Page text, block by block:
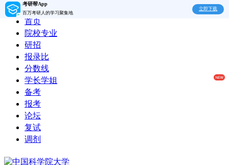
考研帮App
百万考研人的学习聚集地
立即下载
首页
院校专业
研招
报录比
分数线
学长学姐
备考
报考
论坛
复试
调剂